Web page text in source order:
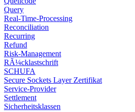
Query
Real-Time-Processing
Reconciliation
Recurring
Refund
Risk-Management
RÃ¼cklastschrift
SCHUFA
Secure Sockets Layer Zertifikat
Service-Provider
Settlement
Sicherheitsklassen